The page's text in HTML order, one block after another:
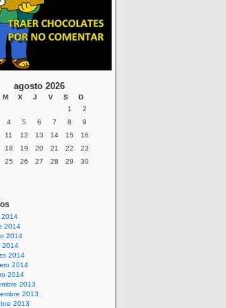
agosto 2026
M X J V S
D
1
2
4 5 6 7 8
9
11 12 13 14 15
16
18 19 20 21 22
23
25 26 27 28 29
30
2014
2014
2014
2014
2014
2014
2014
2013
2013
2013